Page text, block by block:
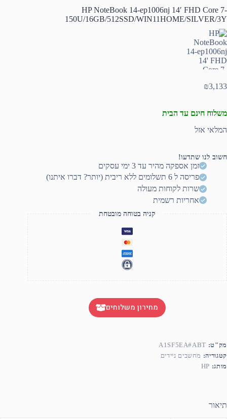
HP NoteBook 14-ep1006nj 14′ FHD Core 7-
150U/16GB/512SSD/WIN11HOME/SILVER/3Y
₪3,133
משלוח חינם עד הבית
המלאי אזל
חשוב לנו שתדעו!
זמן אספקה מהיר עד 3 ימי עסקים
פריסה ל 6 תשלומים ללא ריבית (יותר? דברו איתנו)
שרות לקוחות מעולה
אחריות רשמית
קניה בטוחה מובטחת
מחירון משלוחים
מק"ט: A1SF5EA#ABT
קטגוריה: מחשבים ניידים
מותג: HP
תיאור